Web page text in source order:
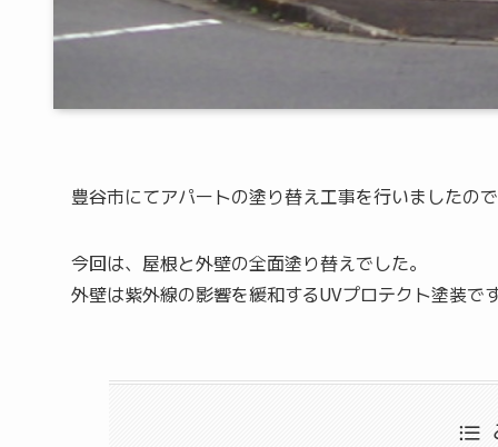
豊谷市にてアパートの塗り替え工事を行いましたの
今回は、屋根と外壁の全面塗り替えでした。
外壁は紫外線の影響を緩和するUVプロテクト塗装で